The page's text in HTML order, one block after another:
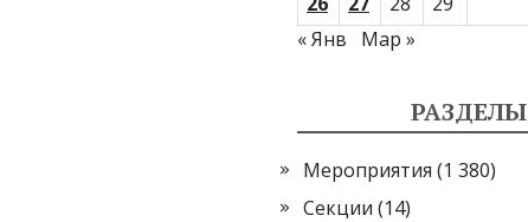
« Янв
Мар »
РАЗДЕЛЫ
Мероприятия (1 380)
Секции (14)